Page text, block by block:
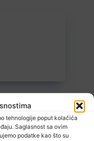
tehnologije poput kolačića
Saglasnost sa ovim
podatke kao što su
ligi BiH